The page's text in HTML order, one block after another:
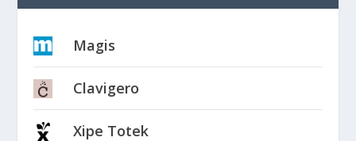
Magis
Clavigero
Xipe Totek